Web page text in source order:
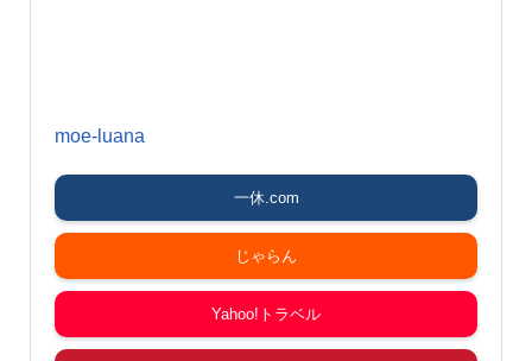
moe-luana
一休.com
じゃらん
Yahoo!トラベル